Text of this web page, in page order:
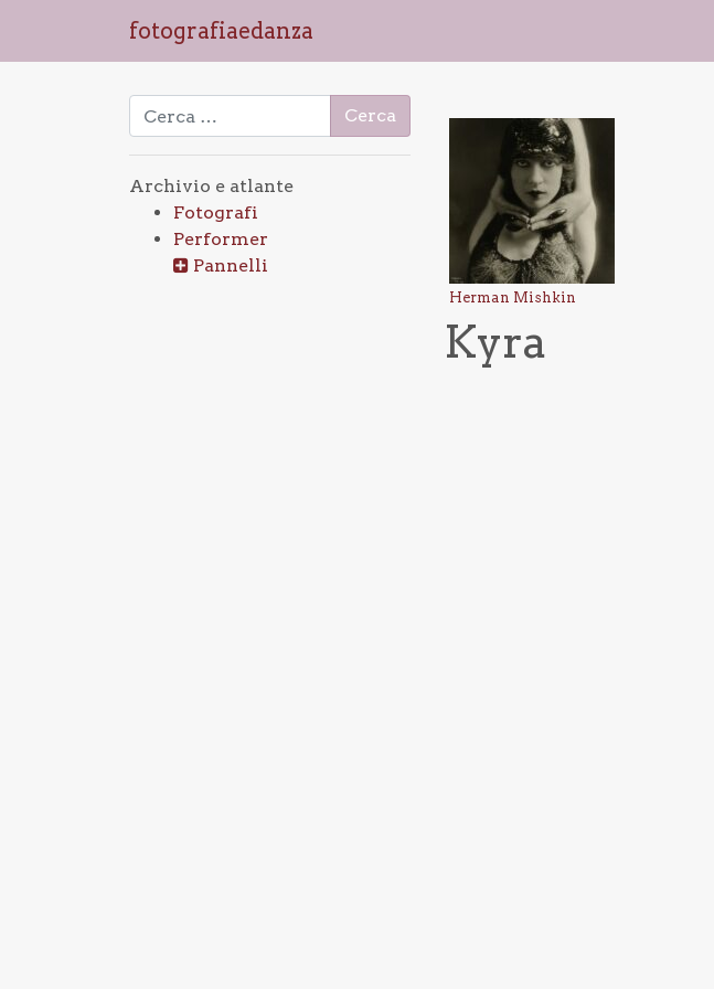
fotografiaedanza
Ricerca per:
Archivio e atlante
Fotografi
Performer
Pannelli
Herman Mishkin
Kyra